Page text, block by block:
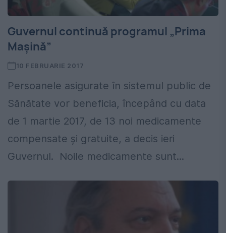
Guvernul continuă programul „Prima
Maşină”
10 FEBRUARIE 2017
Persoanele asigurate în sistemul public de
Sănătate vor beneficia, începând cu data
de 1 martie 2017, de 13 noi medicamente
compensate și gratuite, a decis ieri
Guvernul. Noile medicamente sunt...